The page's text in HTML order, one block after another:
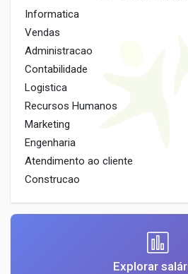
Informatica
Vendas
Administracao
Contabilidade
Logistica
Recursos Humanos
Marketing
Engenharia
Atendimento ao cliente
Construcao
Explorar